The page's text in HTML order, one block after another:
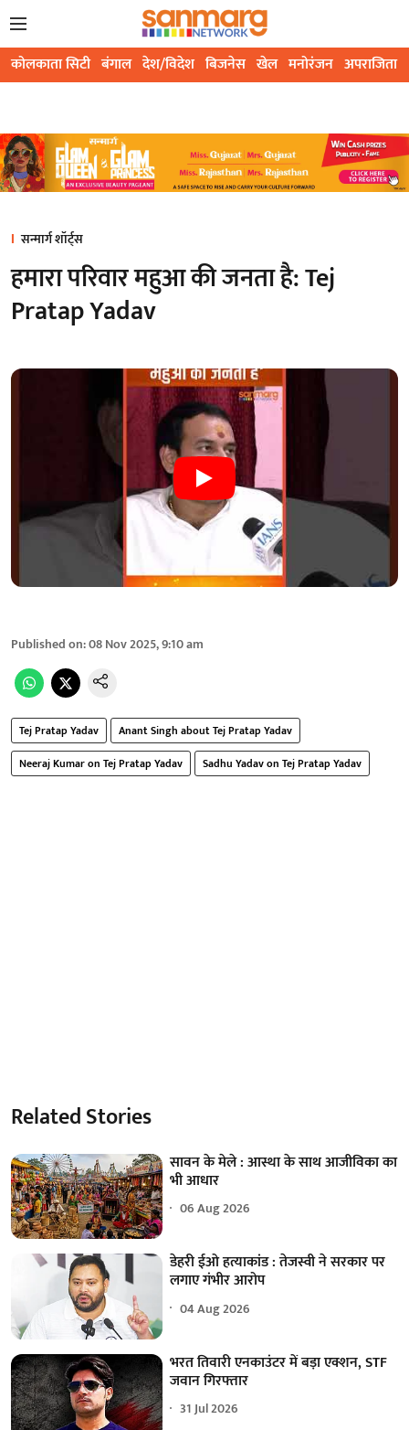
कोलकाता सिटी बंगाल देश/विदेश बिजनेस खेल मनोरंजन अपराजिता
सन्मार्ग शॉर्ट्स
हमारा परिवार महुआ की जनता है: Tej
Pratap Yadav
Published on:08 Nov 2025, 9:10 am
Tej Pratap Yadav
Anant Singh about Tej Pratap Yadav
Neeraj Kumar on Tej Pratap Yadav
Sadhu Yadav on Tej Pratap Yadav
Related Stories
सावन के मेले : आस्था के साथ आजीविका का
भी आधार
06 Aug 2026
डेहरी ईओ हत्याकांड : तेजस्वी ने सरकार पर
लगाए गंभीर आरोप
04 Aug 2026
भरत तिवारी एनकाउंटर में बड़ा एक्शन, STF
जवान गिरफ्तार
31 Jul 2026